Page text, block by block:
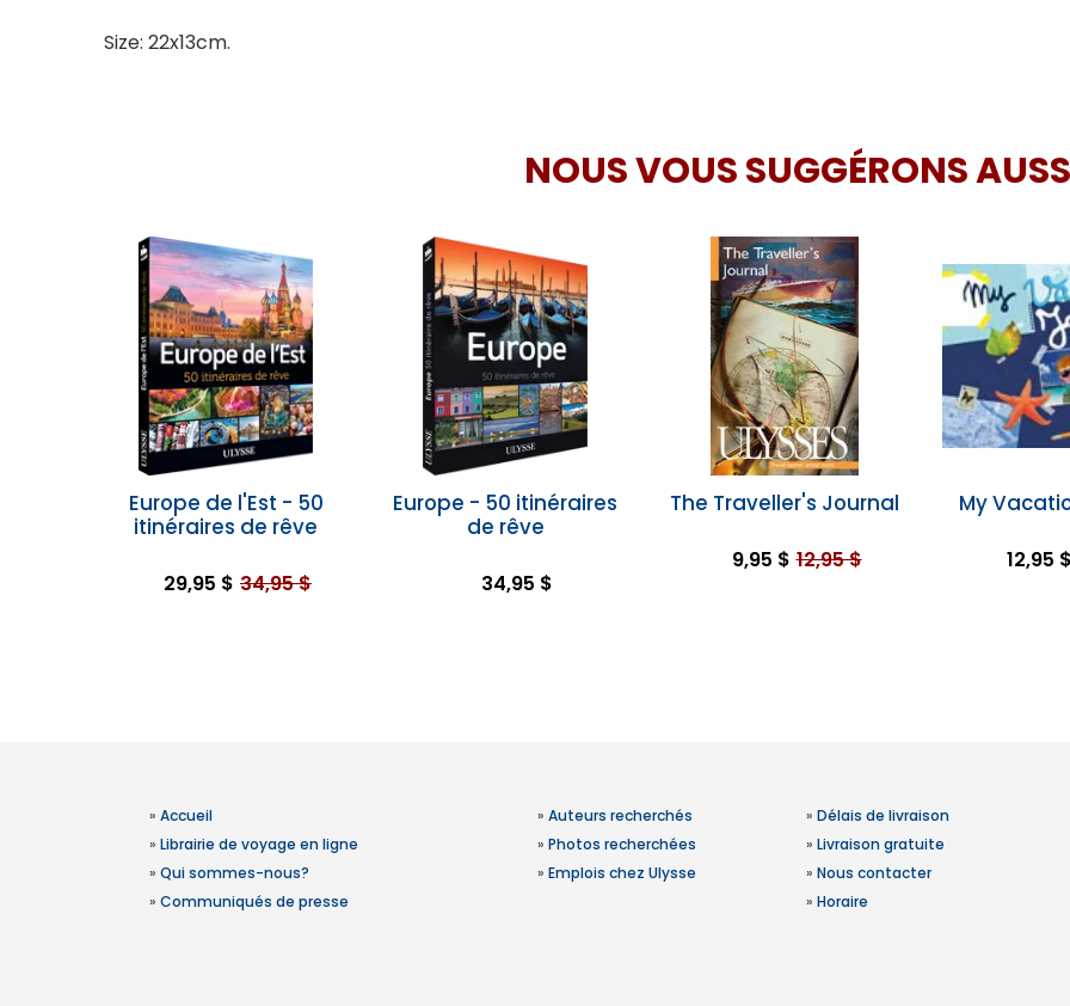
Size: 22x13cm.
NOUS VOUS SUGGÉRONS
Europe de l'Est - 50
itinéraires de rêve
29,95 $ 34,95 $
Europe - 50 itinéraires
de rêve
34,95 $
The Traveller's Journal
9,95 $ 12,95 $
My
12,95
» Accueil
» Librairie de voyage en ligne
» Qui sommes-nous?
» Communiqués de presse
» Auteurs recherchés
» Photos recherchées
» Emplois chez Ulysse
» Délais de livraison
» Livraison gratuite
» Nous contacter
» Horaire